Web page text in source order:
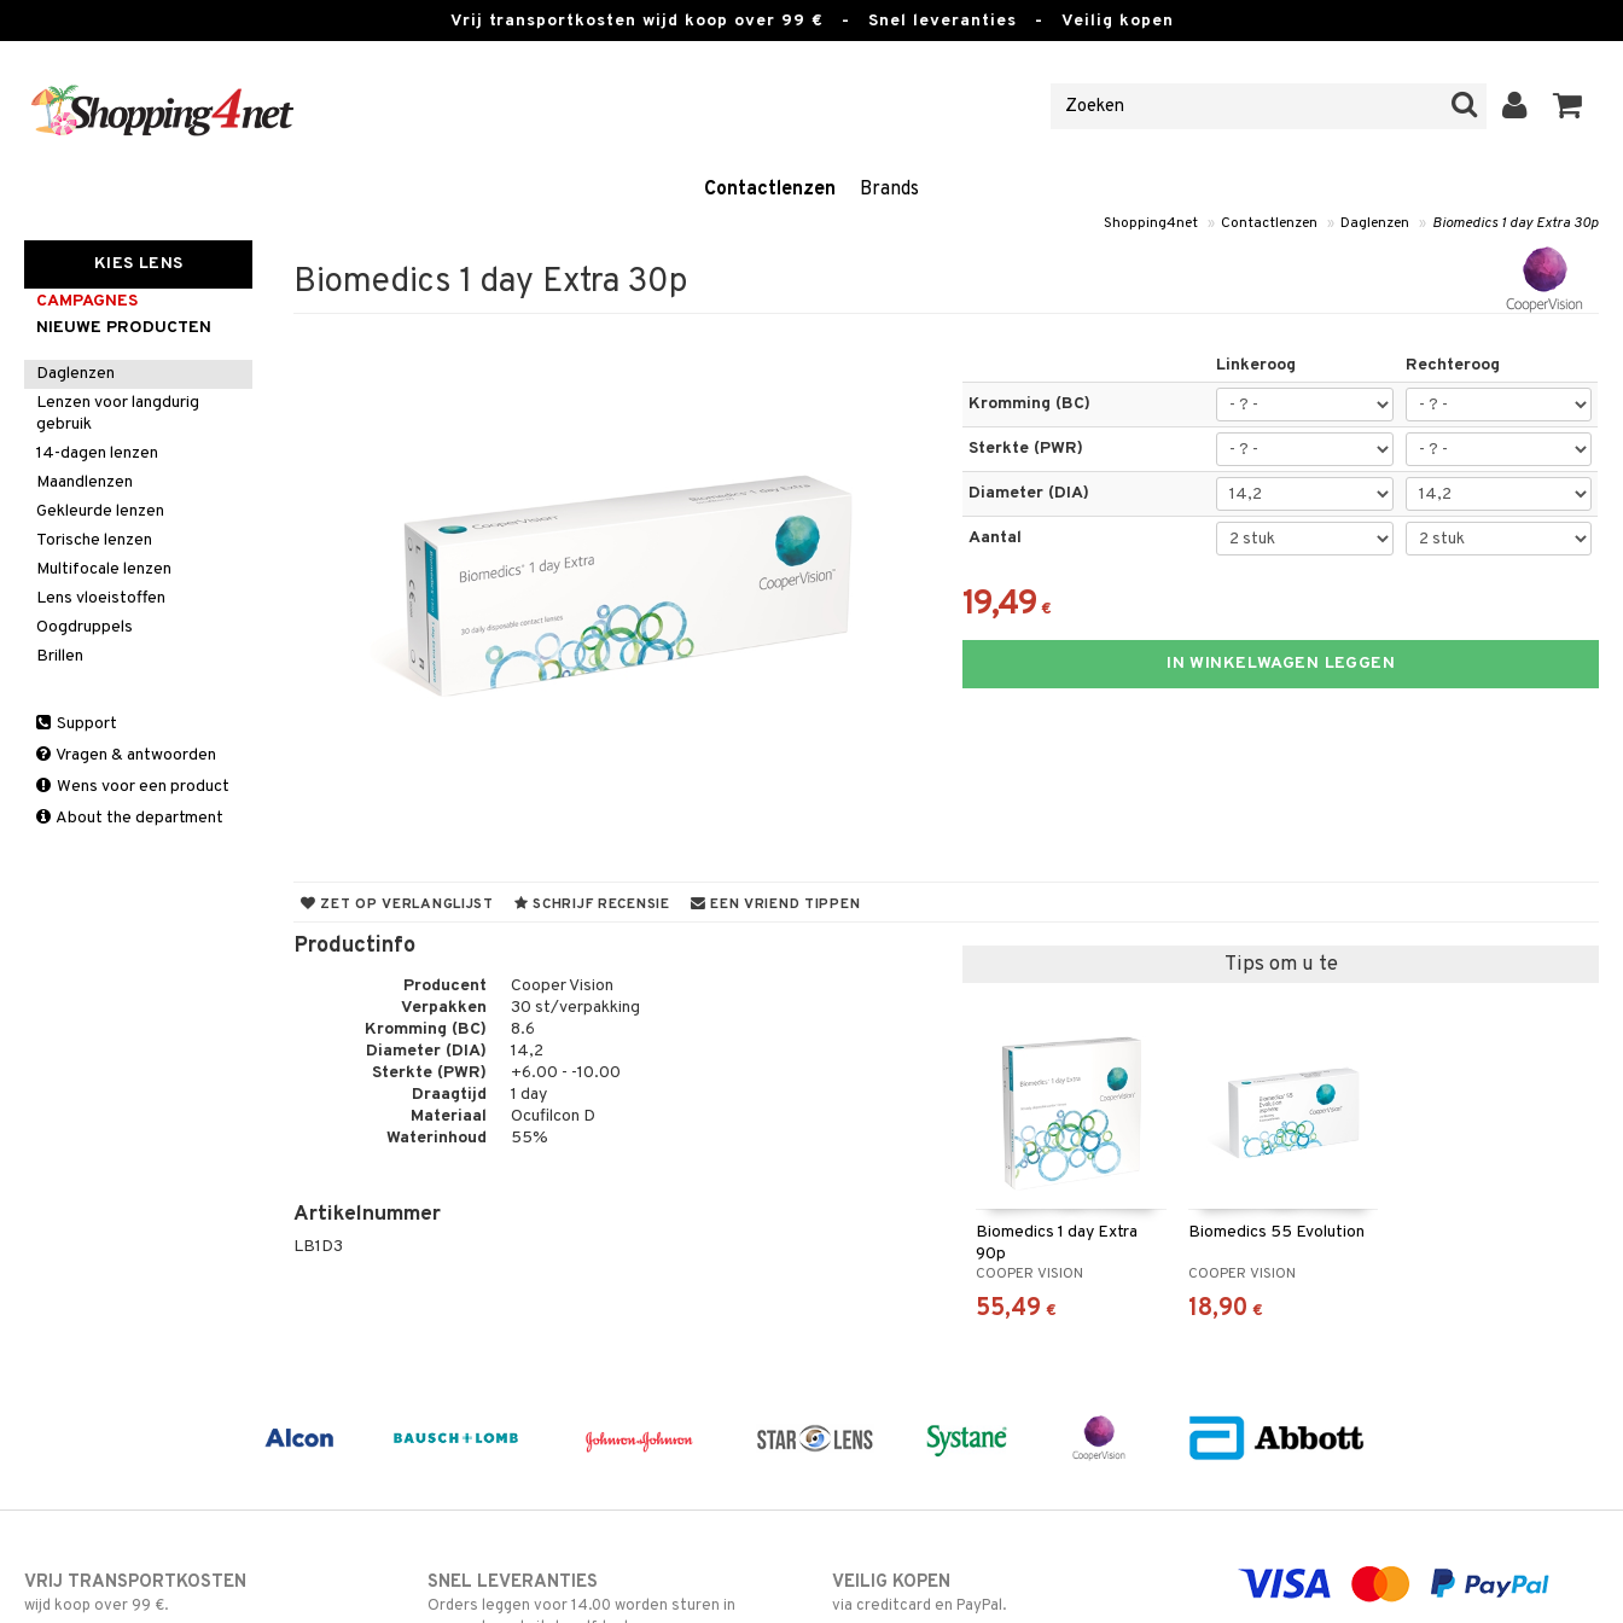
Vrij transportkosten wijd koop over 99 € - Snel leveranties - Veilig kopen
Contactlenzen Brands
Shopping4net » Contactlenzen » Daglenzen » Biomedics 1 day Extra 30p
Biomedics 1 day Extra 30p
Linkeroog
Rechteroog
Kromming (BC)
Sterkte (PWR)
Diameter (DIA)
Aantal
19,49 €
IN WINKELWAGEN LEGGEN
ZET OP VERLANGLIJST SCHRIJF RECENSIE EEN VRIEND TIPPEN
Productinfo
Producent
Cooper Vision
Verpakken
30 st/verpakking
Kromming (BC)
8.6
Diameter (DIA)
14,2
Sterkte (PWR)
+6.00 - -10.00
Draagtijd
1 day
Materiaal
Ocufilcon D
Waterinhoud
55%
Artikelnummer
LB1D3
Tips om u te
Biomedics 1 day Extra
90p
COOPER VISION
55,49 €
Biomedics 55 Evolution
COOPER VISION
18,90 €
KIES LENS
CAMPAGNES
NIEUWE PRODUCTEN
Daglenzen
Lenzen voor langdurig
gebruik
14-dagen lenzen
Maandlenzen
Gekleurde lenzen
Torische lenzen
Multifocale lenzen
Lens vloeistoffen
Oogdruppels
Brillen
Support
Vragen & antwoorden
Wens voor een product
About the department
VRIJ TRANSPORTKOSTEN
wijd koop over 99 €.
SNEL LEVERANTIES
Orders leggen voor 14.00 worden sturen in
VEILIG KOPEN
via creditcard en PayPal.